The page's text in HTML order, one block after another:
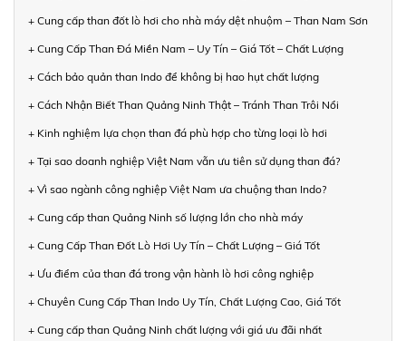
+ Cung cấp than đốt lò hơi cho nhà máy dệt nhuộm – Than Nam Sơn
+ Cung Cấp Than Đá Miền Nam – Uy Tín – Giá Tốt – Chất Lượng
+ Cách bảo quản than Indo để không bị hao hụt chất lượng
+ Cách Nhận Biết Than Quảng Ninh Thật – Tránh Than Trôi Nổi
+ Kinh nghiệm lựa chọn than đá phù hợp cho từng loại lò hơi
+ Tại sao doanh nghiệp Việt Nam vẫn ưu tiên sử dụng than đá?
+ Vì sao ngành công nghiệp Việt Nam ưa chuộng than Indo?
+ Cung cấp than Quảng Ninh số lượng lớn cho nhà máy
+ Cung Cấp Than Đốt Lò Hơi Uy Tín – Chất Lượng – Giá Tốt
+ Ưu điểm của than đá trong vận hành lò hơi công nghiệp
+ Chuyên Cung Cấp Than Indo Uy Tín, Chất Lượng Cao, Giá Tốt
+ Cung cấp than Quảng Ninh chất lượng với giá ưu đãi nhất